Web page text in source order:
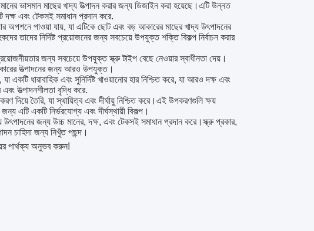
ভাসমান মাছের খাদ্য উত্পাদন করার জন্য ডিজাইন করা হয়েছে।এটি উন্নত
দক্ষ এবং টেকসই সমাধান প্রদান করে.
অপশনে পাওয়া যায়, যা এটিকে ছোট এবং বড় আকারের মাছের খাদ্য উৎপাদনের
তাদের নির্দিষ্ট প্রয়োজনের জন্য সবচেয়ে উপযুক্ত শক্তি বিকল্প নির্বাচন করার
জন্য সবচেয়ে উপযুক্ত স্ক্রু টাইপ বেছে নেওয়ার স্বাধীনতা দেয়।
উত্পাদনের জন্য আরও উপযুক্ত।
ধারাবাহিক এবং সুনির্দিষ্ট খাওয়ানোর হার নিশ্চিত করে, যা আরও দক্ষ এবং
উত্পাদনশীলতা বৃদ্ধি করে.
দিয়ে তৈরি, যা স্থায়িত্ব এবং দীর্ঘায়ু নিশ্চিত করে।এই উপকরণগুলি ক্ষয়
এটি একটি নির্ভরযোগ্য এবং দীর্ঘস্থায়ী বিকল্প।
জন্য উচ্চ মানের, দক্ষ, এবং টেকসই সমাধান প্রদান করে।স্ক্রু প্রকার,
চাহিদা জন্য নিখুঁত পছন্দ।
পার্থক্য অনুভব করুন!